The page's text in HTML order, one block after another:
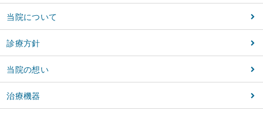
当院について
診療方針
当院の想い
治療機器